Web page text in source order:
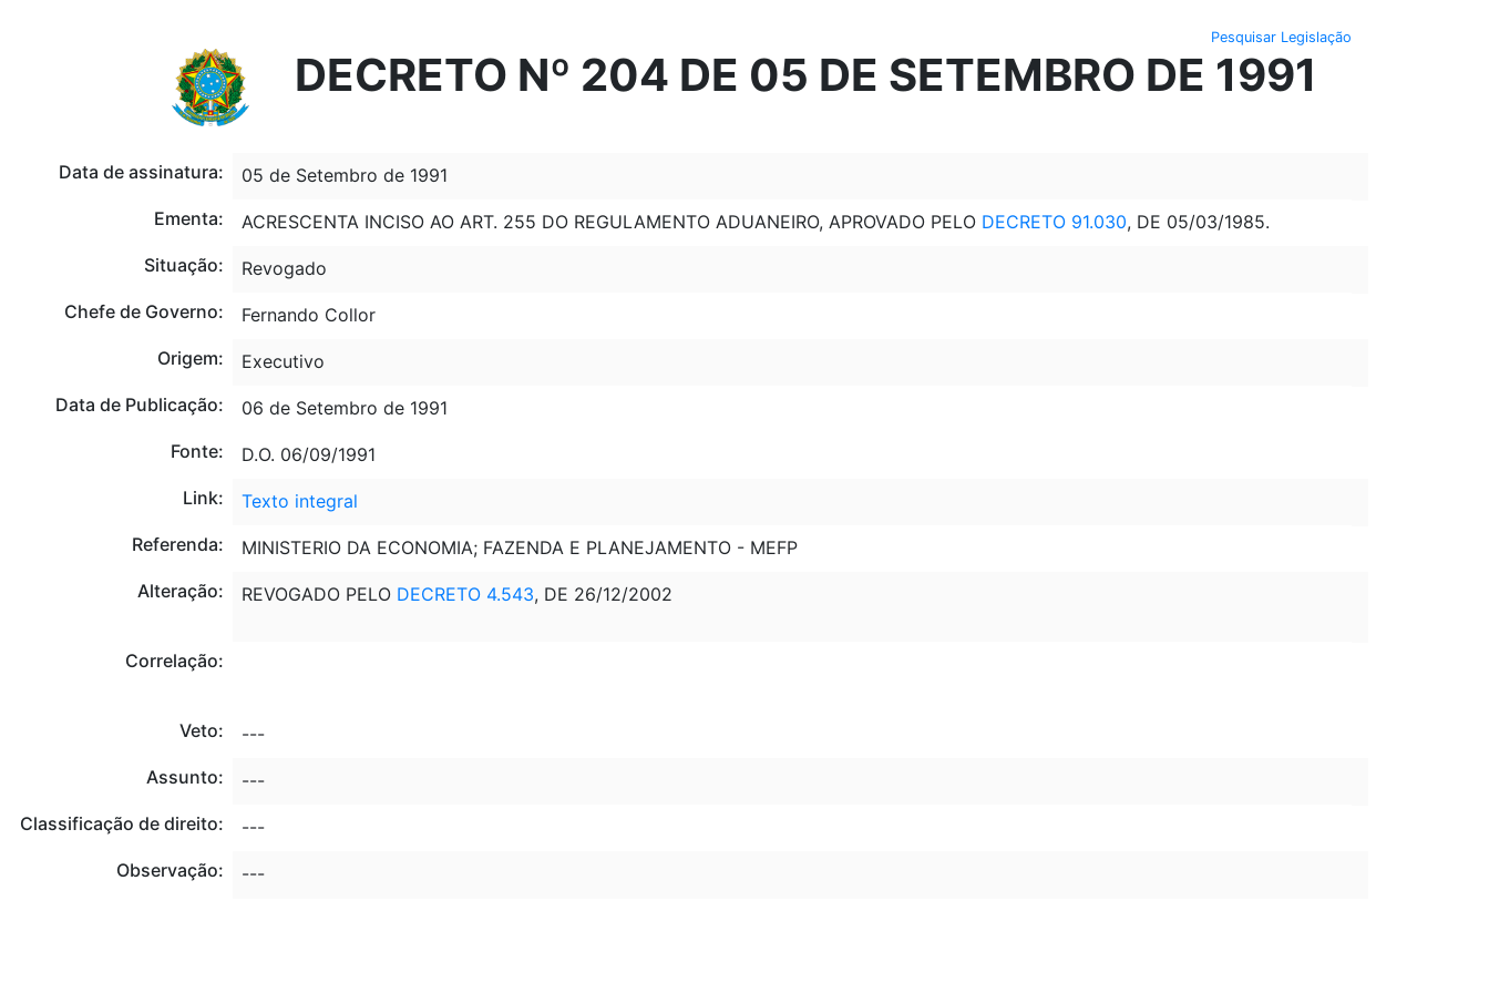
Pesquisar Legislação
DECRETO Nº 204 DE 05 DE SETEMBRO DE 1991
Data de assinatura:
05 de Setembro de 1991
Ementa:
ACRESCENTA INCISO AO ART. 255 DO REGULAMENTO ADUANEIRO, APROVADO PELODECRETO 91.030, DE 05/03/1985.
Situação:
Revogado
Chefe de Governo:
Fernando Collor
Origem:
Executivo
Data de Publicação:
06 de Setembro de 1991
Fonte:
D.O. 06/09/1991
Link:
Texto integral
Referenda:
MINISTERIO DA ECONOMIA; FAZENDA E PLANEJAMENTO - MEFP
Alteração:
REVOGADO PELO DECRETO 4.543, DE 26/12/2002
Correlação:
Veto:
---
Assunto:
---
Classificação de direito:
---
Observação:
---